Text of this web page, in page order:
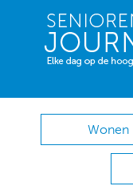
Wonen